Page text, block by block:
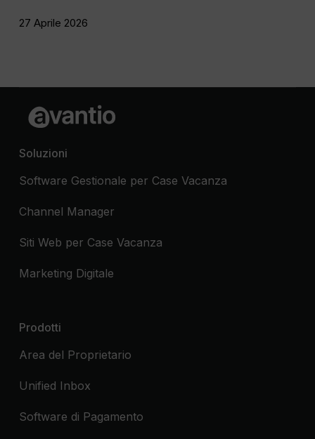
27 Aprile 2026
Soluzioni
Software Gestionale per Case Vacanza
Channel Manager
Siti Web per Case Vacanza
Marketing Digitale
Prodotti
Area del Proprietario
Unified Inbox
Software di Pagamento